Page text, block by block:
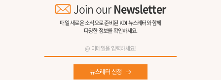
Join ourNewsletter
매일 새로운 소식으로 준비된 KDI 뉴스레터와 함께
다양한 정보를 확인하세요.
뉴스레터 신청